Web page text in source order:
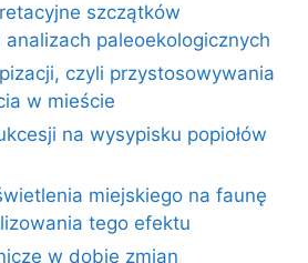
szczątków
paleoekologicznych
czyli przystosowywania
w mieście
na wysypisku popiołów
miejskiego na faunę
tego efektu
w dobie zmian